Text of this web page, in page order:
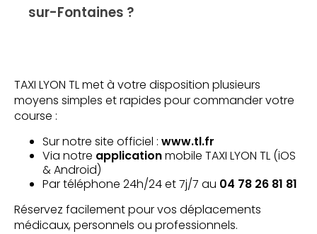
sur-Fontaines ?
TAXI LYON TL met à votre disposition plusieurs
moyens simples et rapides pour commander votre
course :
Sur notre site officiel : www.tl.fr
Via notre applicationmobile TAXI LYON TL (iOS
& Android)
Par téléphone 24h/24 et 7j/7 au 04 78 26 81 81
Réservez facilement pour vos déplacements
médicaux, personnels ou professionnels.